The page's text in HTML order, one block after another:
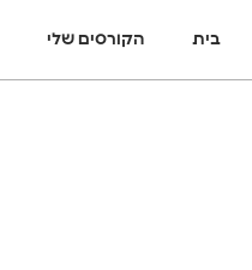
בית הקורסים שלי